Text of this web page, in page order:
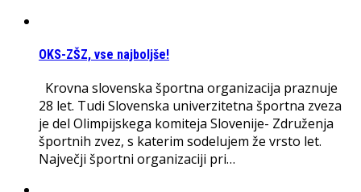
OKS-ZŠZ, vse najboljše!
Krovna slovenska športna organizacija praznuje
28 let. Tudi Slovenska univerzitetna športna zveza
je del Olimpijskega komiteja Slovenije- Združenja
športnih zvez, s katerim sodelujem že vrsto let.
Največji športni organizaciji pri…